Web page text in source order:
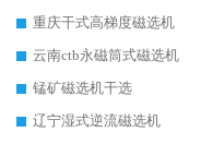
重庆干式高梯度磁选机
云南ctb永磁筒式磁选机
锰矿磁选机干选
辽宁湿式逆流磁选机